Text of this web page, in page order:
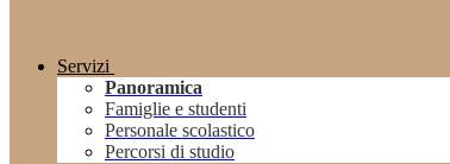
Servizi
Panoramica
Famiglie e studenti
Personale scolastico
Percorsi di studio